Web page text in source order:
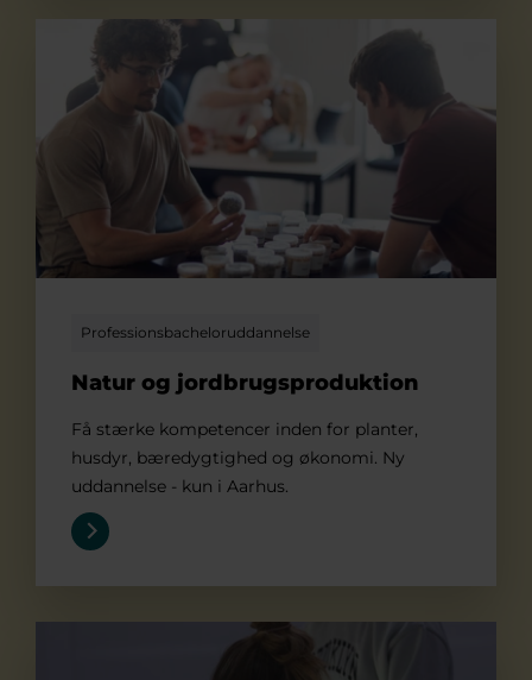
Professionsbacheloruddannelse
Natur og jordbrugsproduktion
Få stærke kompetencer inden for planter,
husdyr, bæredygtighed og økonomi. Ny
uddannelse - kun i Aarhus.
Natur og jordbrugsproduktion
Urban landskabsingeniør